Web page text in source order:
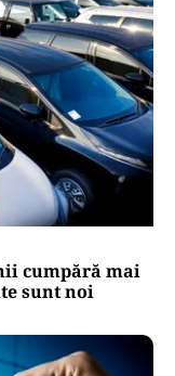
cumpără mai
sunt noi